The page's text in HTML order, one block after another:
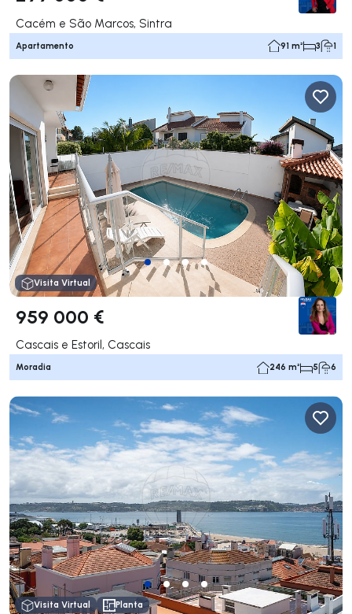
Cacém e São Marcos, Sintra
Apartamento 91 m² 3 1
Visita Virtual
959 000 €
Cascais e Estoril, Cascais
Moradia 246 m² 5 6
Visita Virtual Planta